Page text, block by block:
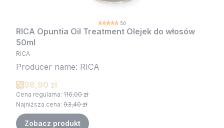
5.0
RICA Opuntia Oil Treatment Olejek do włosów
50ml
RICA
Producer name: RICA
98,90 zł
Cena regularna: 116,00 zł
Najniższa cena: 93,40 zł
Zobacz produkt